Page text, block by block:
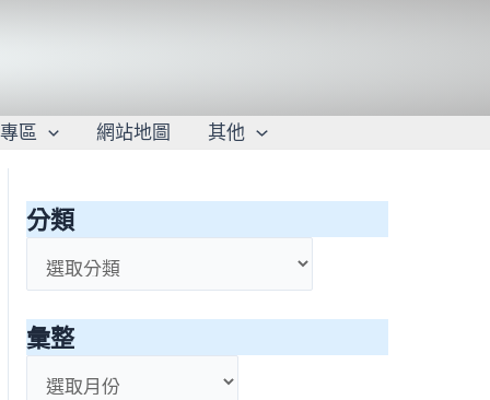
區 網站地圖 其他
分類
類
彙整